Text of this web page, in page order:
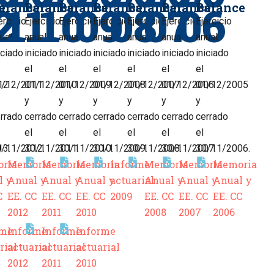
y
12/2011
11/2012.
Memoria
Anual y
EE. CC
2012
Informe
actuarial
2012
11
Balance
Ejercicio
anual
iniciado
el
01/12/2010
y
cerrado
el
30/11/2011.
Memoria
Anual y
EE. CC
2011
Informe
actuarial
2011
10
Balance
Ejercicio
anual
iniciado
el
01/12/2009
y
cerrado
el
30/11/2010.
Memoria
Anual y
EE. CC
2010
Informe
actuarial
2010
09
Balance
Ejercicio
anual
iniciado
el
01/12/2008
y
cerrado
el
30/11/2009.
Informe
actuarial
2009
08
Balance
Ejercicio
anual
iniciado
el
01/12/2007
y
cerrado
el
30/11/2008.
Memoria
Anual y
EE. CC
2008
07
Balance
Ejercicio
anual
iniciado
el
01/12/2006
y
cerrado
el
30/11/2007.
Memoria
Anual y
EE. CC
2007
06
Balance
Ejercicio
anual
iniciado
el
01/12/2005
y
cerrado
el
30/11/2006.
Memoria
Anual y
EE. CC
2006